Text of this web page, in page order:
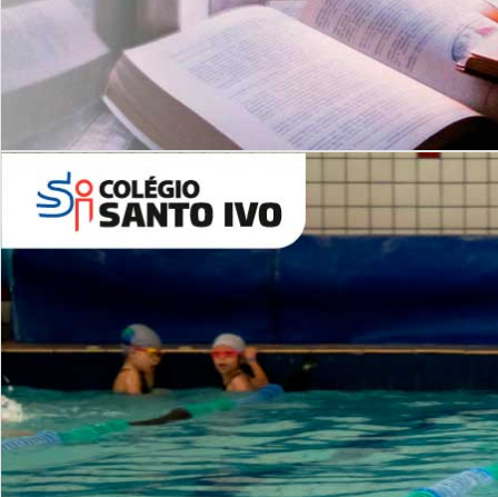
Leituras Literárias
6º AO 9º ANO FUNDAMENTAL
Inglês: Turmas Reduzidas
(Proficiência)
ALUNOS NOVOS
Entre em Contato